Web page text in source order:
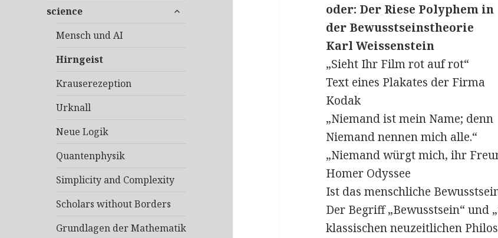
science
untermenü
Mensch und AI
Hirngeist
Krauserezeption
Urknall
Neue Logik
Quantenphysik
Simplicity and Complexity
Scholars without Borders
Grundlagen der Mathematik
oder: Der Riese Polyphem in
der Bewusstseinstheorie
Karl Weissenstein
„Sieht Ihr Film rot auf rot“
Text eines Plakates der Firma
Kodak
„Niemand ist mein Name; denn
Niemand nennen mich alle.“
„Niemand würgt mich, ihr
Homer Odyssee
Ist das menschliche
Der Begriff „Bewusstsein“ und
klassischen neuzeitlichen